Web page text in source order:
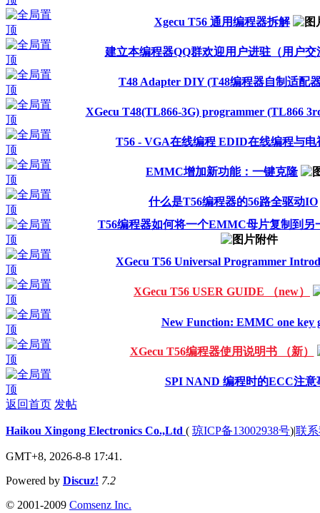
Xgecu T56 通用编程器拆解
建立本编程器QQ群欢迎用户进驻（用户交
T48 Adapter DIY (T48编程器自制适配
XGecu T48(TL866-3G) programmer (TL866
T56 - VGA在线编程 EDID在线编程与电
EMMC增加新功能：一键克隆
什么是T56编程器的56路全驱动IO
T56编程器如何将一个EMMC母片复制到另
XGecu T56 Universal Programmer
XGecu T56 USER GUIDE （new）
New Function: EMMC one key
XGecu T56编程器使用说明书 （新）
SPI NAND 编程时的ECC注意
返回首页 发帖
Haikou Xingong Electronics Co.,Ltd ( 琼ICP备13002938号)|联
GMT+8, 2026-8-8 17:41.
Powered by Discuz! 7.2
© 2001-2009 Comsenz Inc.